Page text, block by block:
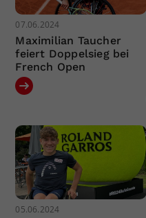
07.06.2024
Maximilian Taucher
feiert Doppelsieg bei
French Open
05.06.2024